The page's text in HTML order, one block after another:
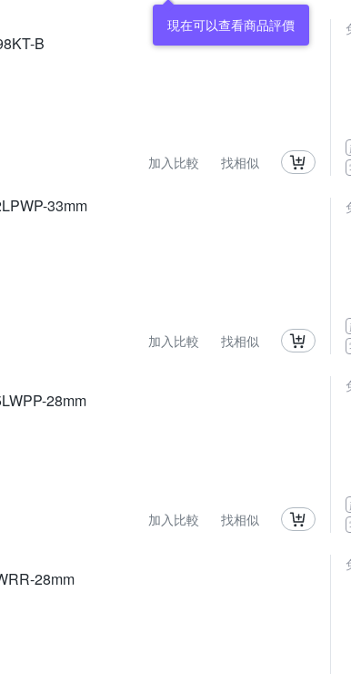
現在可以查看商品評價
B
加入比較 找相似
33mm
加入比較 找相似
28mm
加入比較 找相似
28mm